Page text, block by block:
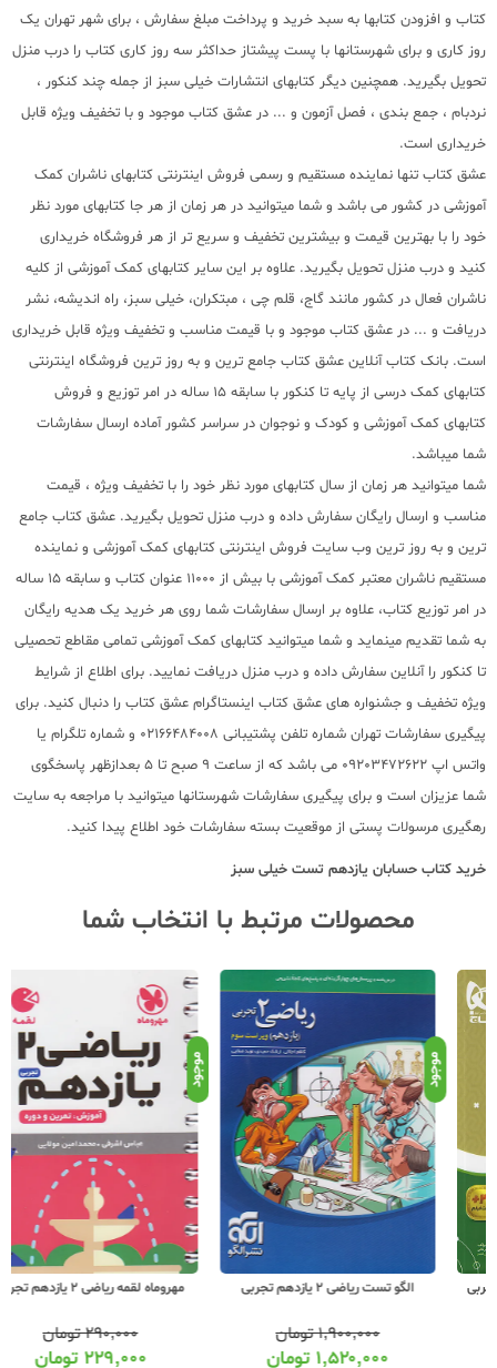
کتاب و افزودن کتابها به سبد خرید و پرداخت مبلغ سفارش ، برای شهر تهران یک
روز کاری و برای شهرستانها با پست پیشتاز حداکثر سه روز کاری کتاب را درب منزل
تحویل بگیرید. همچنین دیگر کتابهای انتشارات خیلی سبز از جمله چند کنکور ،
نردبام ، جمع بندی ، فصل آزمون و ... در عشق کتاب موجود و با تخفیف ویژه قابل
خریداری است.
عشق کتاب تنها نماینده مستقیم و رسمی فروش اینترنتی کتابهای ناشران کمک
آموزشی در کشور می باشد و شما میتوانید در هر زمان از هر جا کتابهای مورد نظر
خود را با بهترین قیمت و بیشترین تخفیف و سریع تر از هر فروشگاه خریداری
کنید و درب منزل تحویل بگیرید. علاوه بر این سایر کتابهای کمک آموزشی از کلیه
ناشران فعال در کشور مانند گاج، قلم چی ، مبتکران، خیلی سبز، راه اندیشه، نشر
دریافت و ... در عشق کتاب موجود و با قیمت مناسب و تخفیف ویژه قابل خریداری
است. بانک کتاب آنلاین عشق کتاب جامع ترین و به روز ترین فروشگاه اینترنتی
کتابهای کمک درسی از پایه تا کنکور با سابقه 15 ساله در امر توزیع و فروش
کتابهای کمک آموزشی و کودک و نوجوان در سراسر کشور آماده ارسال سفارشات
شما میباشد.
شما میتوانید هر زمان از سال کتابهای مورد نظر خود را با تخفیف ویژه ، قیمت
مناسب و ارسال رایگان سفارش داده و درب منزل تحویل بگیرید. عشق کتاب جامع
ترین و به روز ترین وب سایت فروش اینترنتی کتابهای کمک آموزشی و نماینده
مستقیم ناشران معتبر کمک آموزشی با بیش از 11000 عنوان کتاب و سابقه 15 ساله
در امر توزیع کتاب، علاوه بر ارسال سفارشات شما روی هر خرید یک هدیه رایگان
به شما تقدیم مینماید و شما میتوانید کتابهای کمک آموزشی تمامی مقاطع تحصیلی
تا کنکور را آنلاین سفارش داده و درب منزل دریافت نمایید. برای اطلاع از شرایط
ویژه تخفیف و جشنواره های عشق کتاب اینستاگرام عشق کتاب را دنبال کنید. برای
پیگیری سفارشات تهران شماره تلفن پشتیبانی 02166484008 و شماره تلگرام یا
واتس اپ 09203472622 می باشد که از ساعت 9 صبح تا 5 بعدازظهر پاسخگوی
شما عزیزان است و برای پیگیری سفارشات شهرستانها میتوانید با مراجعه به سایت
رهگیری مرسولات پستی از موقعیت بسته سفارشات خود اطلاع پیدا کنید.
خرید کتاب حسابان یازدهم تست خیلی سبز
محصولات مرتبط با انتخاب شما
الگو تست ریاضی 2 یازدهم تجربی
۱,۹۰۰,۰۰۰تومان
۱,۵۲۰,۰۰۰تومان
مهروماه لقمه ریاضی 2 یازدهم تجربی
۲۹۰,۰۰۰تومان
۲۲۹,۰۰۰تومان